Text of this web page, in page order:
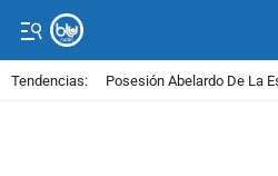
Tendencias: Posesión Abelardo De La